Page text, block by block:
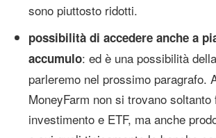
sono piuttosto ridotti.
possibilità di accedere anche a
accumulo: ed è una possibilità
parleremo nel prossimo paragrafo.
MoneyFarm non si trovano soltanto
investimento e ETF, ma anche